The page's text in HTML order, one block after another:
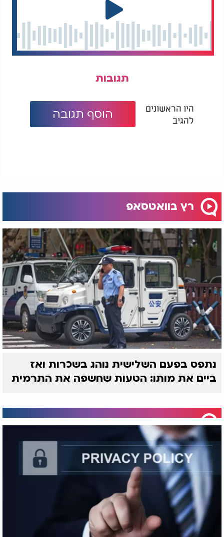
תגובות
היו הראשונים
להגיב
הוסף תגובה
רץ בוואטסאפ
נתפס בפעם השלישית נוהג בשכרות ואז
ביים את מותו: הטעות שחשפה את התרמית